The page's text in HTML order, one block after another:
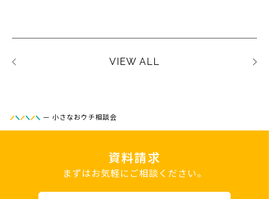
VIEW ALL
— 小さなおウチ相談会
資料請求
まずはお気軽にご相談ください。